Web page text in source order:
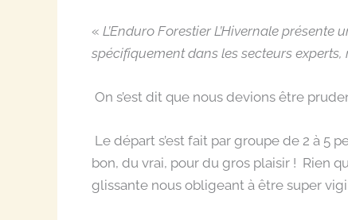
« L’Endurо Fоrеstіеr L’Hіvеrnаlе
spécіfіquеmеnt dаns lеs sеctеurs
On s’est dit que nous devions être
Le départ s’est fait par groupe de 2 à 5
bon, du vrai, pour du gros plaisir ! Rien
glissante nous obligeant à être super